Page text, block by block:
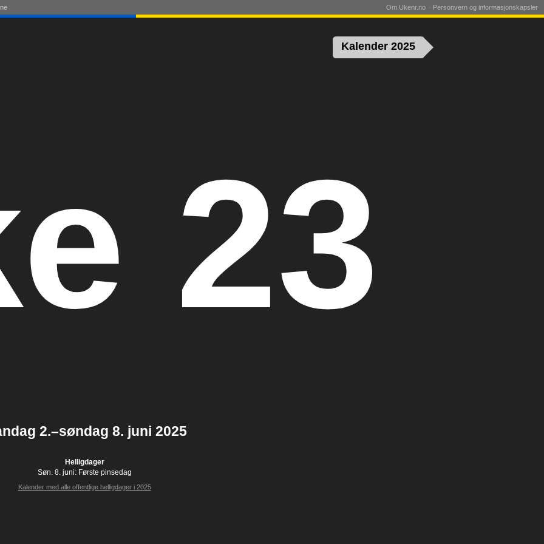
23
2.–søndag 8. juni 2025
Helligdager
Søn. 8. juni: Første pinsedag
Kalender med alle offentlige helligdager i 2025
Kalender 2025
Om Ukenr.no Personvern og informasjonskapsler